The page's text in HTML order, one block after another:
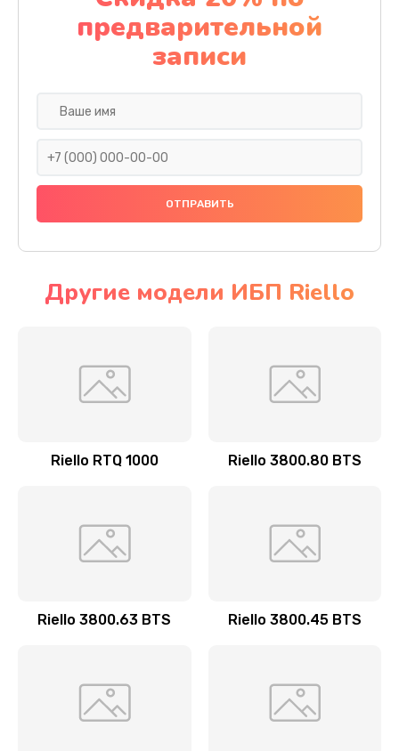
предварительной
записи
Другие модели ИБП Riello
Riello RTQ 1000 Riello 3800.80 BTS
Riello 3800.63 BTS Riello 3800.45 BTS